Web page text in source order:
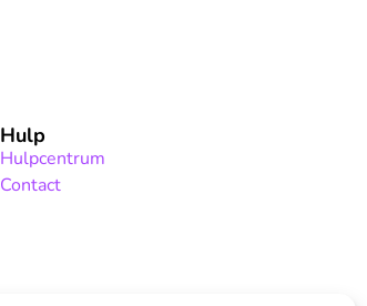
Hulp
Hulpcentrum
Contact